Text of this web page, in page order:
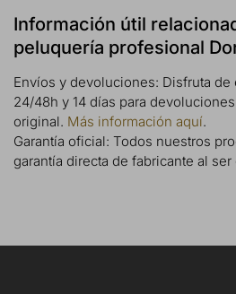
Información útil
peluquería profesional
Envíos y devoluciones: Disfruta de
24/48h y 14 días para
original. Más información aquí.
Garantía oficial: Todos nuestros
garantía directa de fabricante al